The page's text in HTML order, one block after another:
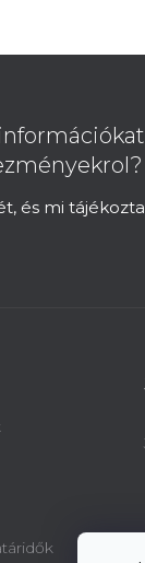
és mi